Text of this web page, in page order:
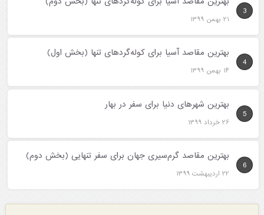
3
۲۱ بهمن ۱۳۹۹
4
بهترین مقاصد آسیا برای کوله‌گردهای تنها (بخش اول)
۱۴ بهمن ۱۳۹۹
5
بهترین شهرهای دنیا برای سفر در بهار
۲۶ خرداد ۱۳۹۹
6
بهترین مقاصد گرم‌سیری جهان برای سفر تنهایی (بخش دوم)
۲۲ اردیبهشت ۱۳۹۹